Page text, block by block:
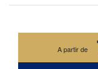
A partir de